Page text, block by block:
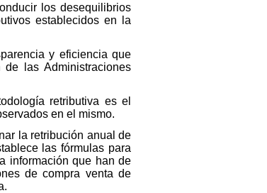
los desequilibrios
establecidos en la
y eficiencia que
las Administraciones
retributiva es el
en el mismo.
la retribución anual de
las fórmulas para
información que han de
de compra venta de